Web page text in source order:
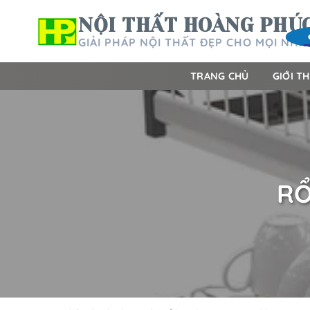
dung
NỘI THẤT HOÀNG
GIẢI PHÁP NỘI THẤT ĐẸP CHO MỌI NHÀ
TRANG CHỦ GIỚI